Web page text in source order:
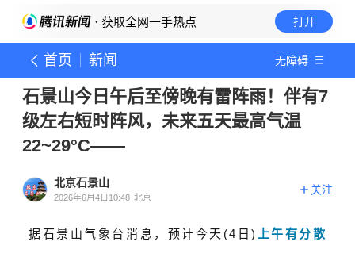
· 获取全网一手热点 打开
首页 新闻 无障碍
石景山今日午后至傍晚有雷阵雨！伴有7
级左右短时阵风，未来五天最高气温
22~29°C——
北京石景山
2026年6月4日10:48 北京
关注
据石景山气象台消息， 预计今天(4日)
上午有分散